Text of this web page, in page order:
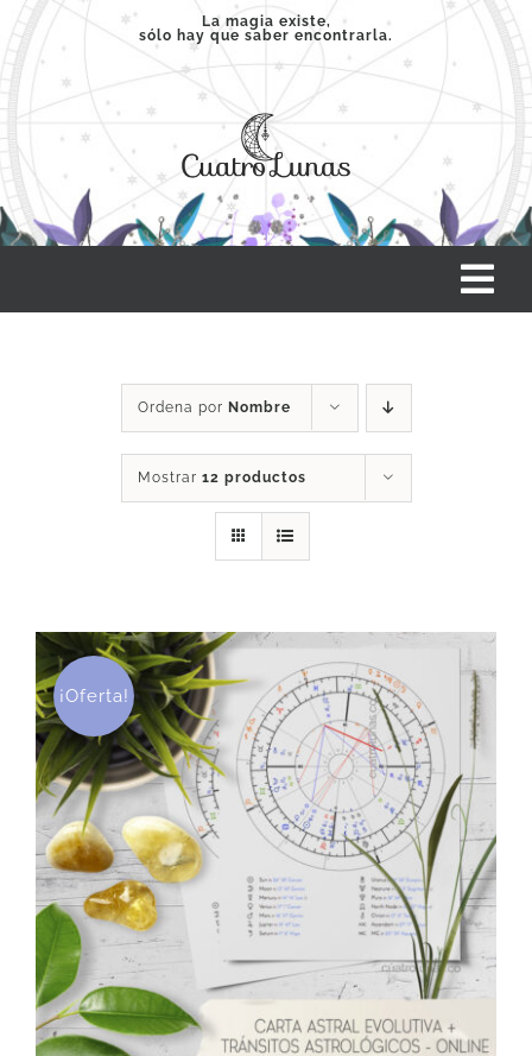
Saltar
contenido
La magia existe,
sólo hay que saber encontrarla.
SERVICIOS
PRODUCTOS
ARTÍCULOS
ACERCA
CONTACTO
Carrito
Ordena por Nombre
Mostrar 12 productos
¡Oferta!